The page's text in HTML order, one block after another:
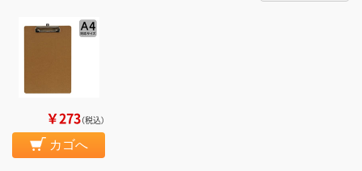
￥273（税込）
カゴへ